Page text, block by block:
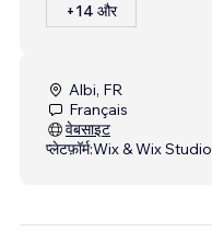
+14 और
Albi, FR
Français
वेबसाइट
प्लेटफ़ॉर्म:Wix & Wix Studio